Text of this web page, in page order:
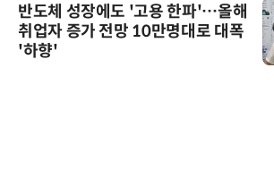
반도체 성장에도 '고용 한파'…올해
취업자 증가 전망 10만명대로 대폭
'하향'